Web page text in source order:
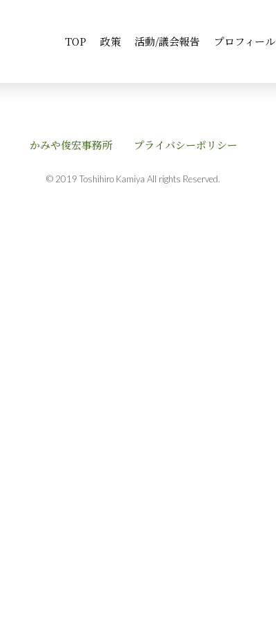
TOP 政策 活動/議会報告 プロフィール
かみや俊宏事務所 プライバシーポリシー
© 2019 Toshihiro Kamiya All rights Reserved.